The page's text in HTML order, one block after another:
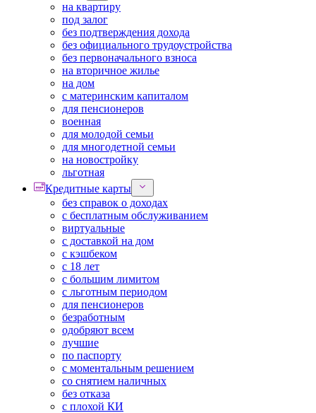
на квартиру
под залог
без подтверждения дохода
без официального трудоустройства
без первоначального взноса
на вторичное жилье
на дом
с материнским капиталом
для пенсионеров
военная
для молодой семьи
для многодетной семьи
на новостройку
льготная
Кредитные карты
без справок о доходах
с бесплатным обслуживанием
виртуальные
с доставкой на дом
с кэшбеком
с 18 лет
с большим лимитом
с льготным периодом
для пенсионеров
безработным
одобряют всем
лучшие
по паспорту
с моментальным решением
со снятием наличных
без отказа
с плохой КИ